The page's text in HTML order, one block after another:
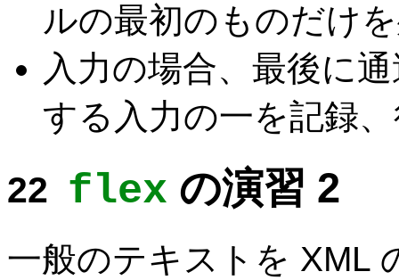
ルの最初のものだけ
入力の場合、最後に
する入力の一を記録
flex の演習 2
一般のテキストを XML